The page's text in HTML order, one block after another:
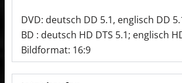
DVD: deutsch DD 5.1, englisch DD
BD : deutsch HD DTS 5.1; englisch
Bildformat: 16:9